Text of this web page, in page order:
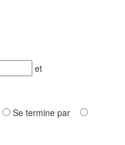
et
Se termine par